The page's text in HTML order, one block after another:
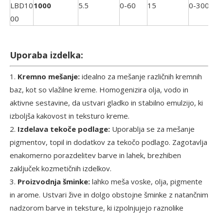
LBD10
00
1000 5.5 0-60 15 0-3000
Uporaba izdelka:
1. Kremno mešanje: idealno za mešanje različnih kremnih
baz, kot so vlažilne kreme. Homogenizira olja, vodo in
aktivne sestavine, da ustvari gladko in stabilno emulzijo, ki
izboljša kakovost in teksturo kreme.
2. Izdelava tekoče podlage: Uporablja se za mešanje
pigmentov, topil in dodatkov za tekočo podlago. Zagotavlja
enakomerno porazdelitev barve in lahek, brezhiben
zaključek kozmetičnih izdelkov.
3. Proizvodnja šminke: lahko meša voske, olja, pigmente
in arome. Ustvari žive in dolgo obstojne šminke z natančnim
nadzorom barve in teksture, ki izpolnjujejo raznolike